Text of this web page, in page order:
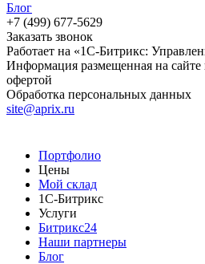
Блог
+7 (499) 677-5629
Заказать звонок
Работает на «1С-Битрикс:
Информация размещенная на сайте
офертой
Обработка персональных данных
site@aprix.ru
Портфолио
Цены
Мой склад
1С-Битрикс
Услуги
Битрикс24
Наши партнеры
Блог